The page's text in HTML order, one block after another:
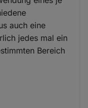
auch eine
jedes mal ein
Bereich